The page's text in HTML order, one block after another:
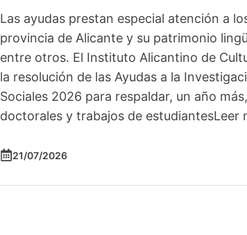
Las ayudas prestan especial atención a
provincia de Alicante y su patrimonio
entre otros. El Instituto Alicantino de
la resolución de las Ayudas a la
Sociales 2026 para respaldar, un año
doctorales y trabajos de estudiantesLeer
21/07/2026